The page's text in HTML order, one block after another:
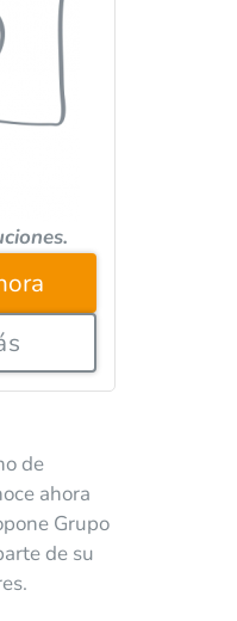
de
ahora
Grupo
de su